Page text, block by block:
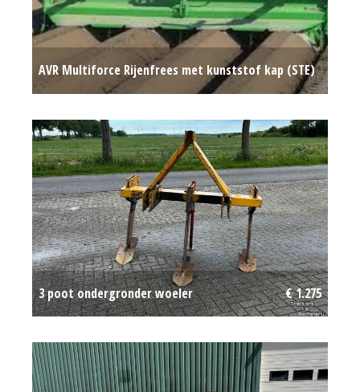
AVR Multiforce Rijenfrees met kunststof kap (STE)
3 poot ondergronder woeler € 1.275